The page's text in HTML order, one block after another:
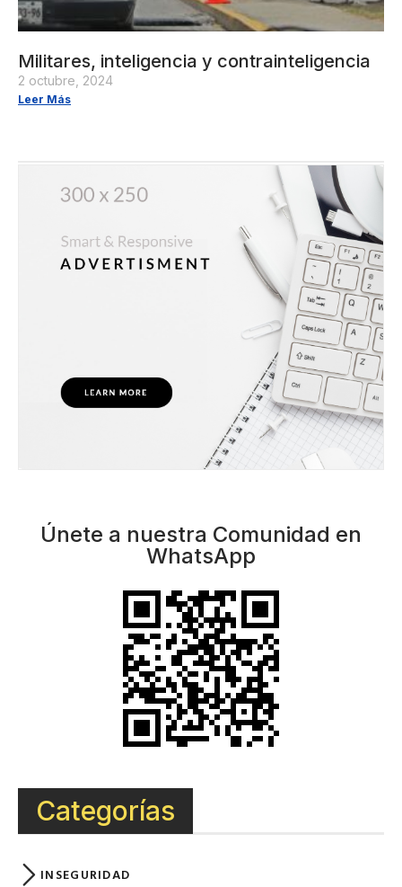
Militares, inteligencia y contrainteligencia
2 octubre, 2024
Leer Más
Únete a nuestra Comunidad en
WhatsApp
Categorías
INSEGURIDAD